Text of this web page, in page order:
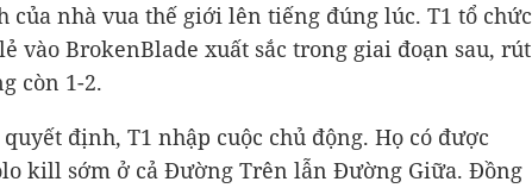
của nhà vua thế giới lên tiếng đúng lúc. T1 tổ chức
vào BrokenBlade xuất sắc trong giai đoạn sau, rút
còn 1-2.
định, T1 nhập cuộc chủ động. Họ có được
kill sớm ở cả Đường Trên lẫn Đường Giữa. Đồng